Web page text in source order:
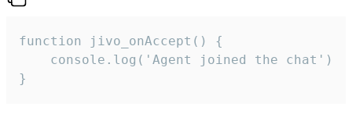
function jivo_onAccept() {
}